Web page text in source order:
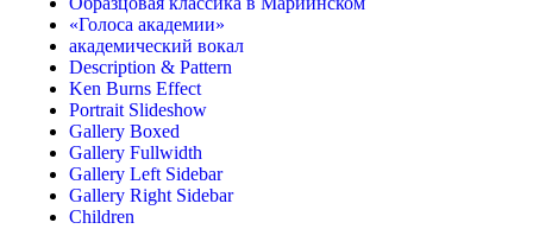
«Голоса академии»
академический вокал
Description & Pattern
Ken Burns Effect
Portrait Slideshow
Gallery Boxed
Gallery Fullwidth
Gallery Left Sidebar
Gallery Right Sidebar
Children